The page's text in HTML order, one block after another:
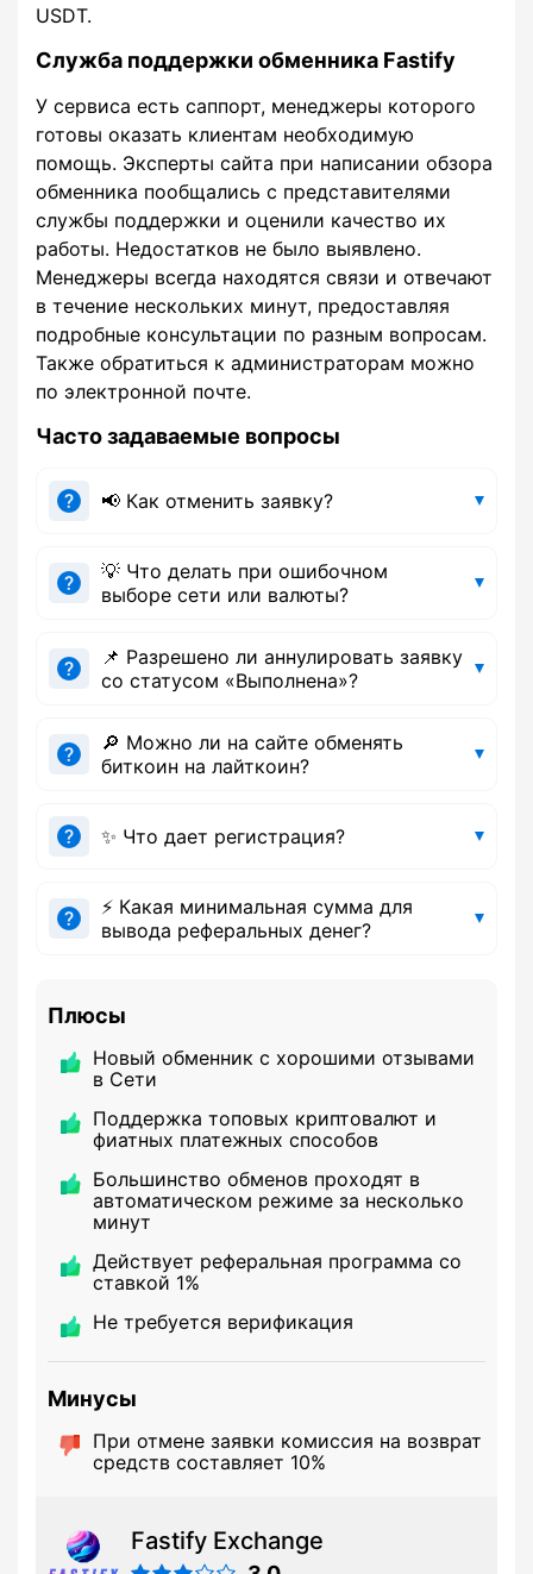
USDT.
Служба поддержки обменника Fastify
У сервиса есть саппорт, менеджеры которого
готовы оказать клиентам необходимую
помощь. Эксперты сайта при написании обзора
обменника пообщались с представителями
службы поддержки и оценили качество их
работы. Недостатков не было выявлено.
Менеджеры всегда находятся связи и отвечают
в течение нескольких минут, предоставляя
подробные консультации по разным вопросам.
Также обратиться к администраторам можно
по электронной почте.
Часто задаваемые вопросы
📢 Как отменить заявку?
💡 Что делать при ошибочном
выборе сети или валюты?
📌 Разрешено ли аннулировать заявку
со статусом «Выполнена»?
🔎 Можно ли на сайте обменять
биткоин на лайткоин?
✨ Что дает регистрация?
⚡ Какая минимальная сумма для
вывода реферальных денег?
Плюсы
Новый обменник с хорошими отзывами
в Сети
Поддержка топовых криптовалют и
фиатных платежных способов
Большинство обменов проходят в
автоматическом режиме за несколько
минут
Действует реферальная программа со
ставкой 1%
Не требуется верификация
Минусы
При отмене заявки комиссия на возврат
средств составляет 10%
Fastify Exchange